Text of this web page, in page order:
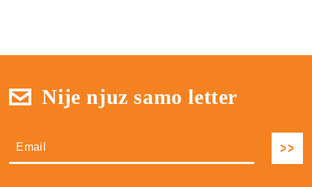
Nije njuz samo letter